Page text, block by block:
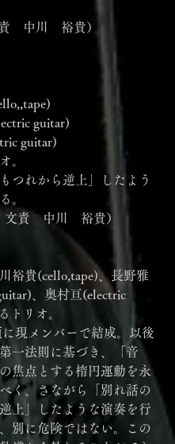
　中川　裕貴）
guitar)
guitar)
。
つれから逆上」したよう
。
責　中川　裕貴）
裕貴(cello,tape)、長野雅
、奥村亘(electric
トリオ。
現メンバーで結成。以後
一法則に基づき、「音
焦点とする楕円運動を永
く、さながら「別れ話の
上」したような演奏を行
別に危険ではない。この